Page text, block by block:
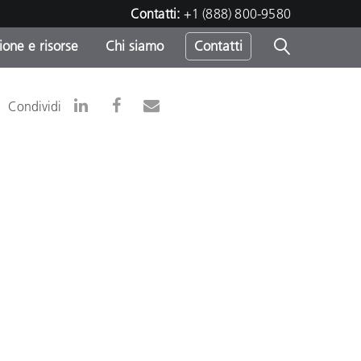
Contatti: +1 (888) 800-9580
e risorse Chi siamo Contatti
Condividi